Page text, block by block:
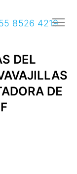
8526 4219
DEL
DE